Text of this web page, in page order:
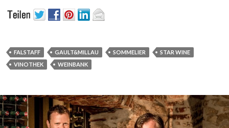
FALSTAFF GAULT&MILLAU SOMMELIER
STAR WINE
VINOTHEK
WEINBANK